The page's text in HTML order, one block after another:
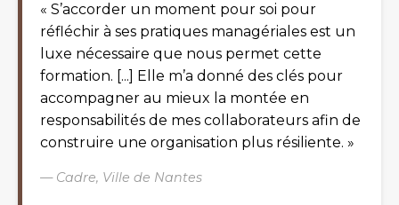
« S’accorder un moment pour soi pour
réfléchir à ses pratiques managériales est un
luxe nécessaire que nous permet cette
formation. [...] Elle m’a donné des clés pour
accompagner au mieux la montée en
responsabilités de mes collaborateurs afin de
construire une organisation plus résiliente. »
— Cadre, Ville de Nantes